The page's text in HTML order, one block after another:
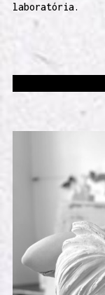
laboratória.